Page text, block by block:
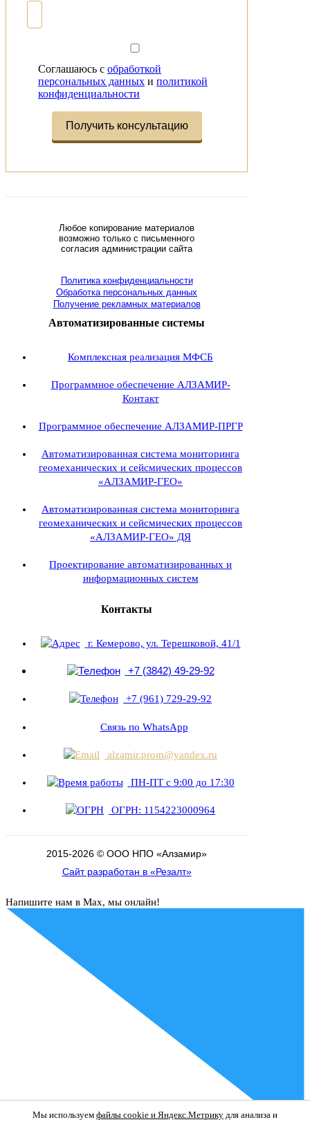
Соглашаюсь с обработкой
персональных данных и политикой
конфиденциальности
Любое копирование материалов
возможно только с письменного
согласия администрации сайта
Политика конфиденциальности
Обработка персональных данных
Получение рекламных материалов
Автоматизированные системы
Комплексная реализация МФСБ
Программное обеспечение АЛЗАМИР-
Контакт
Программное обеспечение АЛЗАМИР-ПРГР
Автоматизированная система мониторинга
геомеханических и сейсмических процессов
«АЛЗАМИР-ГЕО»
Автоматизированная система мониторинга
геомеханических и сейсмических процессов
«АЛЗАМИР-ГЕО» ДЯ
Проектирование автоматизированных и
информационных систем
Контакты
г. Кемерово, ул. Терешковой, 41/1
+7 (3842) 49-29-92
+7 (961) 729-29-92
Связь по WhatsApp
alzamir.prom@yandex.ru
ПН-ПТ с 9:00 до 17:30
ОГРН: 1154223000964
2015-2026 © ООО НПО «Алзамир»
Сайт разработан в «Резалт»
Напишите нам в Max, мы онлайн!
Мы используем файлы cookie и Яндекс.Метрику для анализа и